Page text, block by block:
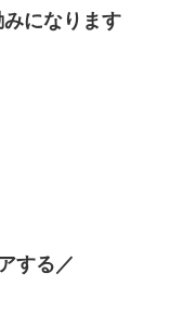
になります
する／